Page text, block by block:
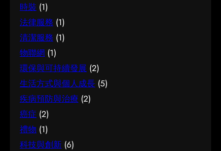
時裝 (1)
法律服務 (1)
清潔服務 (1)
物聯網 (1)
環保與可持續發展 (2)
生活方式與個人成長 (5)
疾病預防與治療 (2)
癌症 (2)
禮物 (1)
科技與創新 (6)